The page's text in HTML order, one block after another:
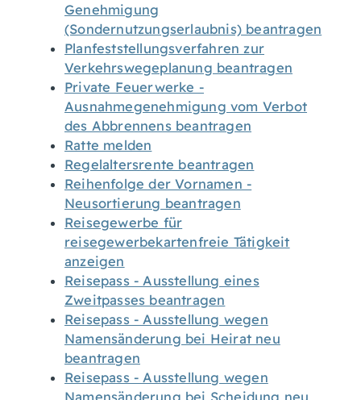
Genehmigung
(Sondernutzungserlaubnis) beantragen
Planfeststellungsverfahren zur
Verkehrswegeplanung beantragen
Private Feuerwerke -
Ausnahmegenehmigung vom Verbot
des Abbrennens beantragen
Ratte melden
Regelaltersrente beantragen
Reihenfolge der Vornamen -
Neusortierung beantragen
Reisegewerbe für
reisegewerbekartenfreie Tätigkeit
anzeigen
Reisepass - Ausstellung eines
Zweitpasses beantragen
Reisepass - Ausstellung wegen
Namensänderung bei Heirat neu
beantragen
Reisepass - Ausstellung wegen